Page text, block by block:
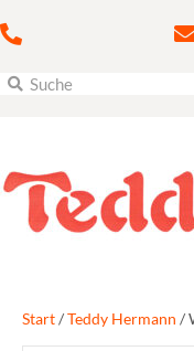
Start/Teddy Hermann /